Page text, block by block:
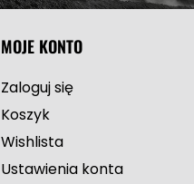
MOJE KONTO
Zaloguj się
Koszyk
Wishlista
Ustawienia konta